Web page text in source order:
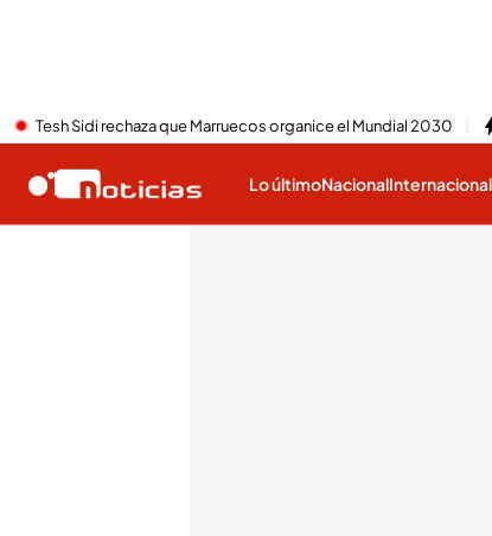
Tesh Sidi rechaza que Marruecos organice el Mundial 2030
Lo últimoNacionalInternacional